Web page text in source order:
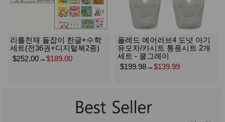
리틀천재 돌잡이 한글+수학
세트(전36권+디지털북2종)
$252.00→$189.00
폴레드 에어러브4 도넛 아기
유모차/카시트 통풍시트 2개
세트 - 쿨그레이
$199.98→$139.99